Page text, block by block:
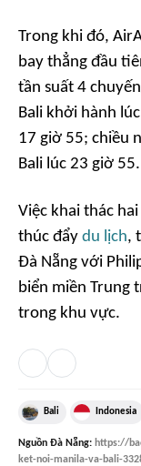
Trong khi đó,
bay thẳng đầu
tần suất 4
Bali khởi hành
17 giờ 55; chiều
Bali lúc 23 giờ 55.
Việc khai thác
thúc đẩy du lịch,
Đà Nẵng với
biển miền Trung
trong khu vực.
Bali Indonesia
Nguồn Đà Nẵng: https://
ket-noi-manila-va-bali-